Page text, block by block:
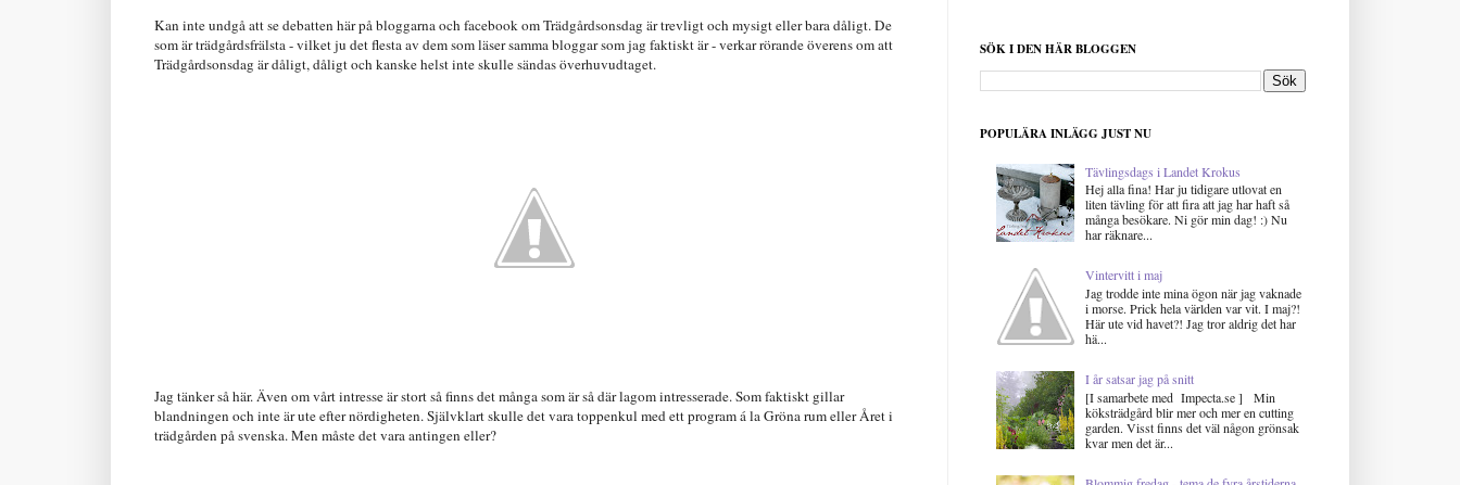
Kan inte undgå att se debatten här på bloggarna och facebook om Trädgårdsonsdag är trevligt och mysigt eller bara dåligt. De
som är trädgårdsfrälsta - vilket ju det flesta av dem som läser samma bloggar som jag faktiskt är - verkar rörande överens om att
Trädgårdsonsdag är dåligt, dåligt och kanske helst inte skulle sändas överhuvudtaget.
Jag tänker så här. Även om vårt intresse är stort så finns det många som är så där lagom intresserade. Som faktiskt gillar
blandningen och inte är ute efter nördigheten. Självklart skulle det vara toppenkul med ett program á la Gröna rum eller Året i
trädgården på svenska. Men måste det vara antingen eller?
SÖK I DEN HÄR BLOGGEN
POPULÄRA INLÄGG JUST NU
Tävlingsdags i Landet Krokus
Hej alla fina! Har ju tidigare utlovat en
liten tävling för att fira att jag har haft så
många besökare. Ni gör min dag! :) Nu
har räknare...
Vintervitt i maj
Jag trodde inte mina ögon när jag vaknade
i morse. Prick hela världen var vit. I maj?!
Här ute vid havet?! Jag tror aldrig det har
hä...
I år satsar jag på snitt
[I samarbete med Impecta.se ] Min
köksträdgård blir mer och mer en cutting
garden. Visst finns det väl någon grönsak
kvar men det är...